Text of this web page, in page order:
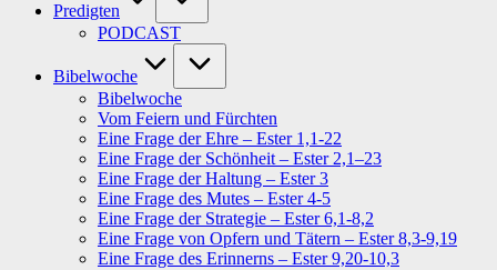
Predigten
PODCAST
Bibelwoche
Bibelwoche
Vom Feiern und Fürchten
Eine Frage der Ehre – Ester 1,1-22
Eine Frage der Schönheit – Ester 2,1–23
Eine Frage der Haltung – Ester 3
Eine Frage des Mutes – Ester 4-5
Eine Frage der Strategie – Ester 6,1-8,2
Eine Frage von Opfern und Tätern – Ester 8,3-9,19
Eine Frage des Erinnerns – Ester 9,20-10,3